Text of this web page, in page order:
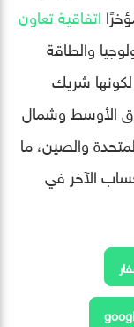
اتفاقية تعاون
والطاقة
لكونها شريك
الأوسط وشمال
والصين، ما
الآخر في